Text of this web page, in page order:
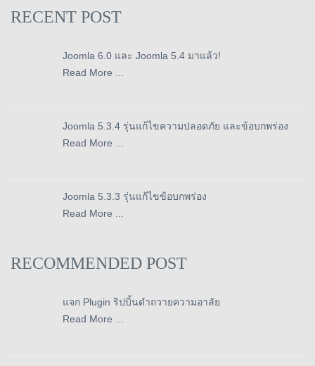
RECENT POST
Joomla 6.0 และ Joomla 5.4 มาแล้ว!
Read More ...
Joomla 5.3.4 รุ่นแก้ไขความปลอดภัย และข้อบกพร่อง
Read More ...
Joomla 5.3.3 รุ่นแก้ไขข้อบกพร่อง
Read More ...
RECOMMENDED POST
แจก Plugin ริปบิ้นดำถวายความอาลัย
Read More ...